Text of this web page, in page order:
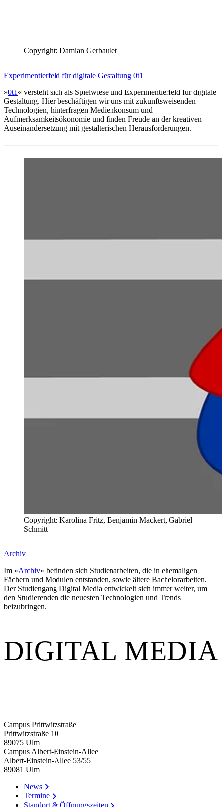
Copyright: Damian Gerbaulet
Experimentierfeld für digitale Gestaltung 0t1
»0t1 « versteht sich als Spielwiese und Experimentierfeld für digitale
Gestaltung. Hier beschäftigen wir uns mit zukunftsweisenden
Technologien, hinterfragen Medienkonsum und
Aufmerksamkeitsökonomie und finden Freude an der kreativen
Auseinandersetzung mit gestalterischen Herausforderungen.
Copyright: Karolina Fritz, Benjamin Mackert, Gabriel
Schmitt
Archiv
Im »Archiv« befinden sich Studienarbeiten, die in ehemaligen
Fächern und Modulen entstanden, sowie ältere Bachelorarbeiten.
Der Studiengang Digital Media entwickelt sich immer weiter, um
den Studierenden die neuesten Technologien und Trends
beizubringen.
DIGITAL MEDIA
Campus Prittwitzstraße
Prittwitzstraße 10
89075 Ulm
Campus Albert-Einstein-Allee
Albert-Einstein-Allee 53/​55
89081 Ulm
News
Termine
Standort & Öffnungszeiten